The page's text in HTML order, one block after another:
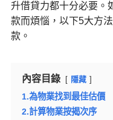
升借貸力都十分必要。
款而煩惱，以下5大方
款。
內容目錄 隱藏
1.為物業找到最佳估價
2.計算物業按揭次序